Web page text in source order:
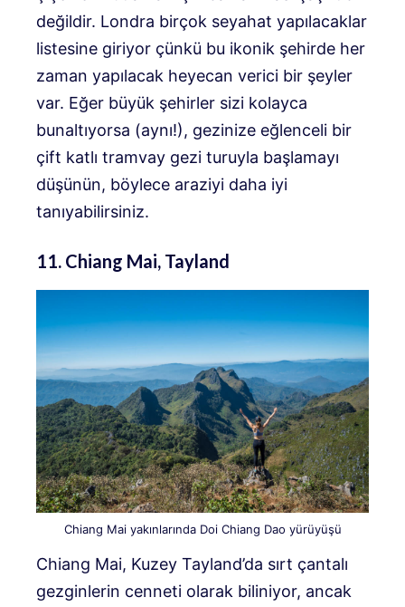
değildir. Londra birçok seyahat yapılacaklar
listesine giriyor çünkü bu ikonik şehirde her
zaman yapılacak heyecan verici bir şeyler
var. Eğer büyük şehirler sizi kolayca
bunaltıyorsa (aynı!), gezinize eğlenceli bir
çift katlı tramvay gezi turuyla başlamayı
düşünün, böylece araziyi daha iyi
tanıyabilirsiniz.
11. Chiang Mai, Tayland
Chiang Mai yakınlarında Doi Chiang Dao yürüyüşü
Chiang Mai, Kuzey Tayland’da sırt çantalı
gezginlerin cenneti olarak biliniyor, ancak